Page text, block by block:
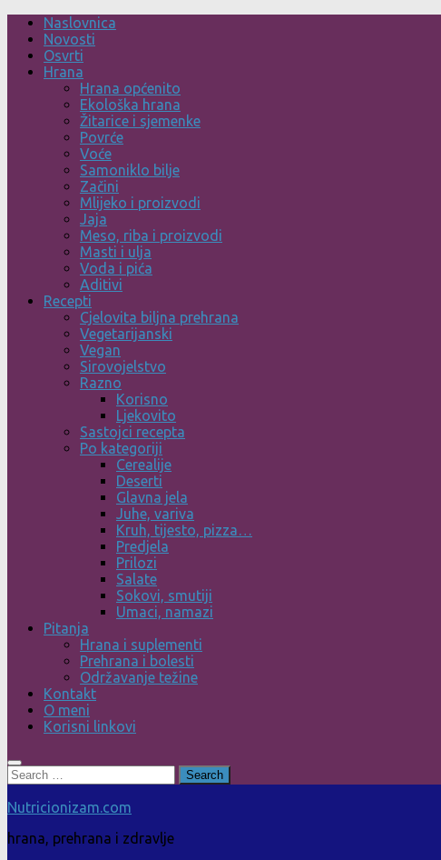
Skip
content
Naslovnica
Novosti
Osvrti
Hrana
Hrana općenito
Ekološka hrana
Žitarice i sjemenke
Povrće
Voće
Samoniklo bilje
Začini
Mlijeko i proizvodi
Jaja
Meso, riba i proizvodi
Masti i ulja
Voda i pića
Aditivi
Recepti
Cjelovita biljna prehrana
Vegetarijanski
Vegan
Sirovojelstvo
Razno
Korisno
Ljekovito
Sastojci recepta
Po kategoriji
Cerealije
Deserti
Glavna jela
Juhe, variva
Kruh, tijesto, pizza…
Predjela
Prilozi
Salate
Sokovi, smutiji
Umaci, namazi
Pitanja
Hrana i suplementi
Prehrana i bolesti
Održavanje težine
Kontakt
O meni
Korisni linkovi
Search
for:
Nutricionizam.com
hrana, prehrana i zdravlje